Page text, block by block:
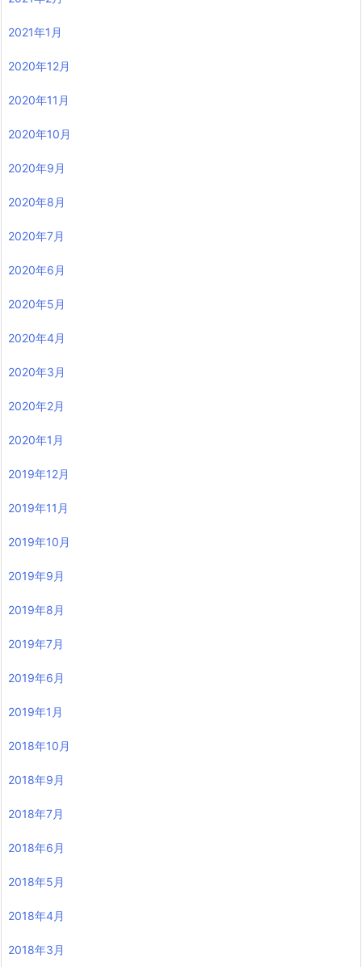
2021年1月
2020年12月
2020年11月
2020年10月
2020年9月
2020年8月
2020年7月
2020年6月
2020年5月
2020年4月
2020年3月
2020年2月
2020年1月
2019年12月
2019年11月
2019年10月
2019年9月
2019年8月
2019年7月
2019年6月
2019年1月
2018年10月
2018年9月
2018年7月
2018年6月
2018年5月
2018年4月
2018年3月